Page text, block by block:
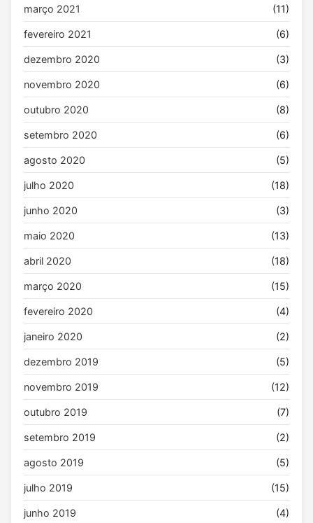
março 2021 (11)
fevereiro 2021 (6)
dezembro 2020 (3)
novembro 2020 (6)
outubro 2020 (8)
setembro 2020 (6)
agosto 2020 (5)
julho 2020 (18)
junho 2020 (3)
maio 2020 (13)
abril 2020 (18)
março 2020 (15)
fevereiro 2020 (4)
janeiro 2020 (2)
dezembro 2019 (5)
novembro 2019 (12)
outubro 2019 (7)
setembro 2019 (2)
agosto 2019 (5)
julho 2019 (15)
junho 2019 (4)